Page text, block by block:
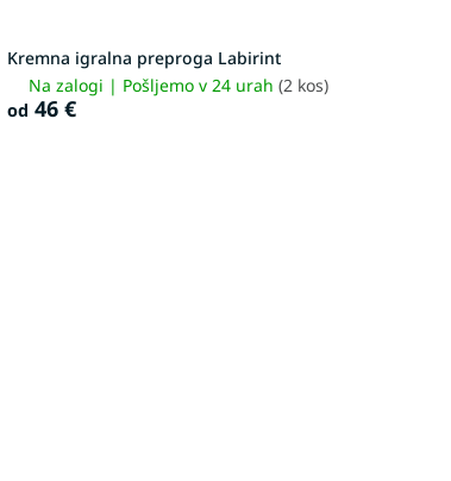
Kremna igralna preproga Labirint
Na zalogi | Pošljemo v 24 urah (2 kos)
od 46 €